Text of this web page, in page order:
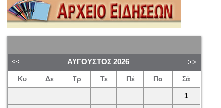
ΑΎΓΟΥΣΤΟΣ 2026
Κυ Δε Τρ Τε Πέ Πα Σά
1